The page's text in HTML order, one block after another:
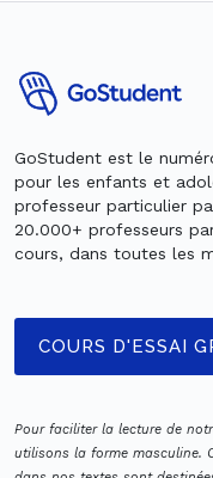
GoStudent est le
pour les enfants et
professeur particulier
20.000+ professeurs
cours, dans toutes les
COURS D'ESSAI
Pour faciliter la lecture de
utilisons la forme masculine.